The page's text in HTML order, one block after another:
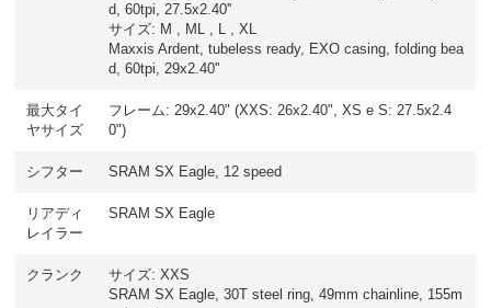
d, 60tpi, 27.5x2.40''
サイズ: M , ML , L , XL
Maxxis Ardent, tubeless ready, EXO casing, folding bea
d, 60tpi, 29x2.40''
最大タイ
ヤサイズ
フレーム: 29x2.40" (XXS: 26x2.40", XS e S: 27.5x2.4
0")
シフター SRAM SX Eagle, 12 speed
リアディ
レイラー
SRAM SX Eagle
クランク
サイズ: XXS
SRAM SX Eagle, 30T steel ring, 49mm chainline, 155m